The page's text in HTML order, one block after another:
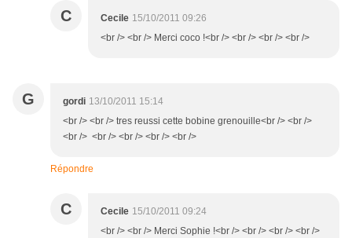
C Cecile 15/10/2011 09:26
<br /> <br /> Merci coco !<br /> <br /> <br /> <br />
G gordi 13/10/2011 15:14
<br /> <br /> tres reussi cette bobine grenouille<br /> <br />
<br /> <br /> <br /> <br /> <br />
Répondre
C Cecile 15/10/2011 09:24
<br /> <br /> Merci Sophie !<br /> <br /> <br /> <br />